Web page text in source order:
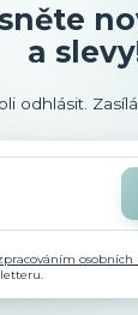
a
odhlásit.
osobních